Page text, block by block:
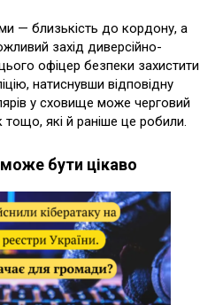
— близькість до кордону, а
захід диверсійно-
офіцер безпеки захистити
натиснувши відповідну
у сховище може черговий
тощо, які й раніше це робили.
бути цікаво